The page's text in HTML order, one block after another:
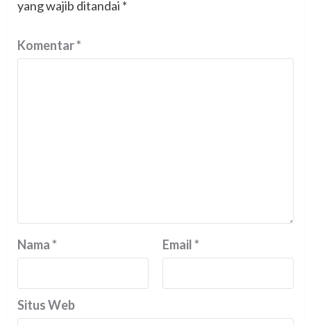
yang wajib ditandai *
Komentar*
Nama* Email*
Situs Web